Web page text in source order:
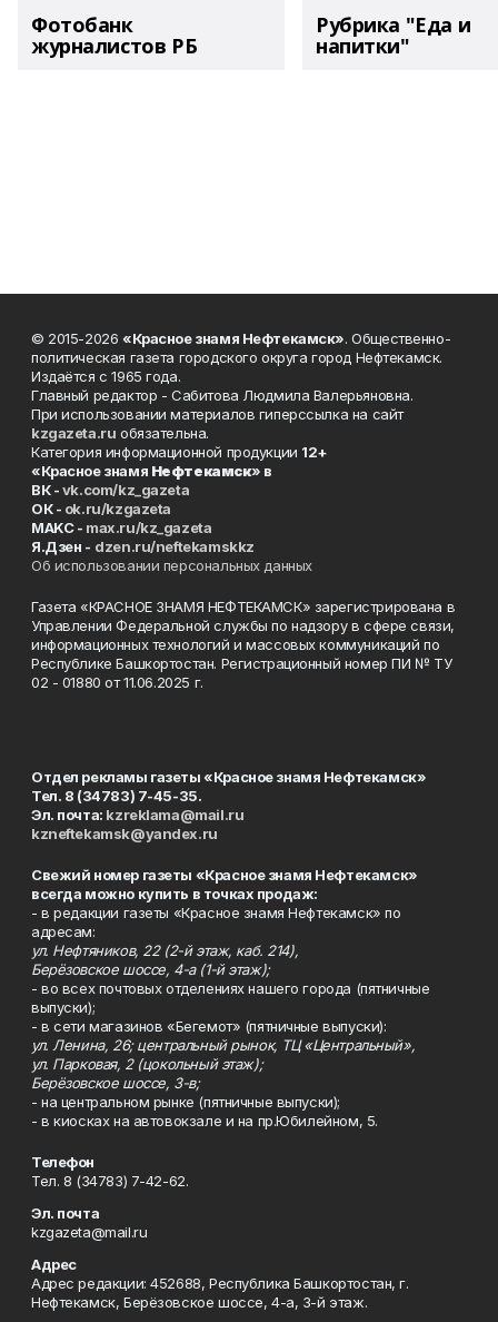
Фотобанк
журналистов РБ
Рубрика "Еда и
напитки"
© 2015-2026 «Красное знамя Нефтекамск». Общественно-
политическая газета городского округа город Нефтекамск.
Издаётся с 1965 года.
Главный редактор - Сабитова Людмила Валерьяновна.
При использовании материалов гиперссылка на сайт
kzgazeta.ru обязательна.
Категория информационной продукции 12+
«Красное знамя Нефтекамск» в
ВК -vk.com/kz_gazeta
ОК - ok.ru/kzgazeta
MAKC - max.ru/kz_gazeta
Я.Дзен - dzen.ru/neftekamskkz
Об использовании персональных данных
Газета «КРАСНОЕ ЗНАМЯ НЕФТЕКАМСК» зарегистрирована в
Управлении Федеральной службы по надзору в сфере связи,
информационных технологий и массовых коммуникаций по
Республике Башкортостан. Регистрационный номер ПИ № ТУ
02 - 01880 от 11.06.2025 г.
Отдел рекламы газеты «Красное знамя Нефтекамск»
Тел. 8 (34783) 7-45-35.
Эл. почта: kzreklama@mail.ru
kzneftekamsk@yandex.ru
Свежий номер газеты «Красное знамя Нефтекамск»
всегда можно купить в точках продаж:
- в редакции газеты «Красное знамя Нефтекамск» по
адресам:
ул. Нефтяников, 22 (2-й этаж, каб. 214),
Берёзовское шоссе, 4-а (1-й этаж);
- во всех почтовых отделениях нашего города (пятничные
выпуски);
- в сети магазинов «Бегемот» (пятничные выпуски):
ул. Ленина, 26; центральный рынок, ТЦ «Центральный»,
ул. Парковая, 2 (цокольный этаж);
Берёзовское шоссе, 3-в;
- на центральном рынке (пятничные выпуски);
- в киосках на автовокзале и на пр.Юбилейном, 5.
Телефон
Тел. 8 (34783) 7-42-62.
Эл. почта
kzgazeta@mail.ru
Адрес
Адрес редакции: 452688, Республика Башкортостан, г.
Нефтекамск, Берёзовское шоссе, 4-а, 3-й этаж.